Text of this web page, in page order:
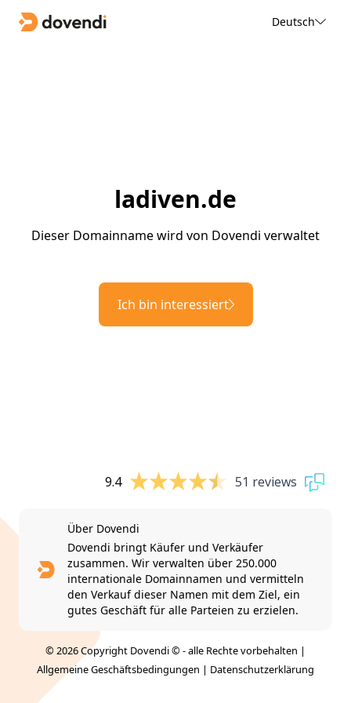
Deutsch
ladiven.de
Dieser Domainname wird von Dovendi verwaltet
Ich bin interessiert
9.4 51 reviews
Über Dovendi
Dovendi bringt Käufer und Verkäufer
zusammen. Wir verwalten über 250.000
internationale Domainnamen und vermitteln
den Verkauf dieser Namen mit dem Ziel, ein
gutes Geschäft für alle Parteien zu erzielen.
© 2026 Copyright Dovendi © - alle Rechte vorbehalten |
Allgemeine Geschäftsbedingungen | Datenschutzerklärung